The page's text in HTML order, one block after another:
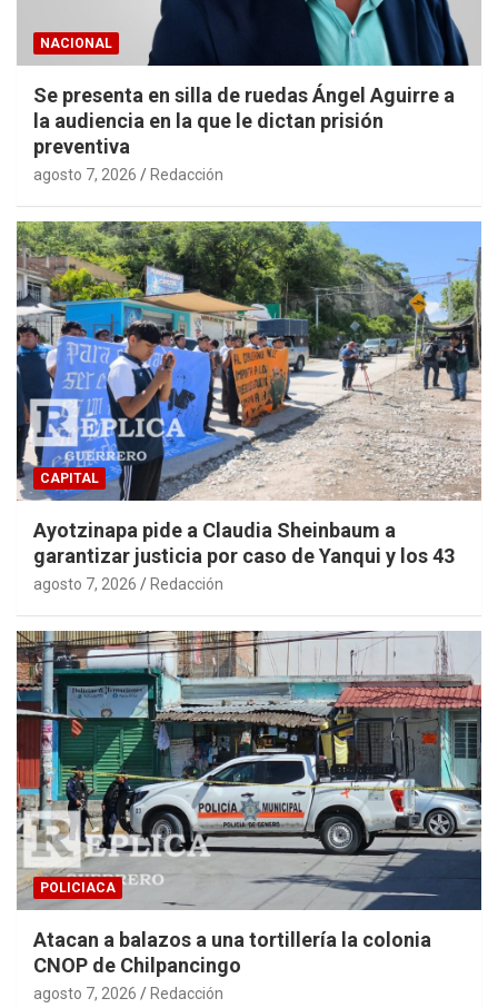
NACIONAL
Se presenta en silla de ruedas Ángel Aguirre a
la audiencia en la que le dictan prisión
preventiva
agosto 7, 2026 Redacción
CAPITAL
Ayotzinapa pide a Claudia Sheinbaum a
garantizar justicia por caso de Yanqui y los 43
agosto 7, 2026 Redacción
POLICIACA
Atacan a balazos a una tortillería la colonia
CNOP de Chilpancingo
agosto 7, 2026 Redacción